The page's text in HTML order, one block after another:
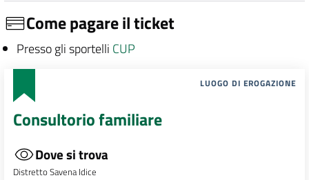
Come pagare il ticket
Presso gli sportelli CUP
LUOGO DI EROGAZIONE
Consultorio familiare
Dove si trova
Distretto Savena Idice